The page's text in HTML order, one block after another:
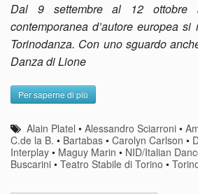
Dal 9 settembre al 12 ottobre
contemporanea d’autore europea
Torinodanza. Con uno sguardo
Danza di Lione
Per saperne di più
Alain Platel •Alessandro Sciarroni •
C.de la B. • Bartabas • Carolyn Carlson •
Interplay • Maguy Marin • NID/Italian
Buscarini • Teatro Stabile di Torino •